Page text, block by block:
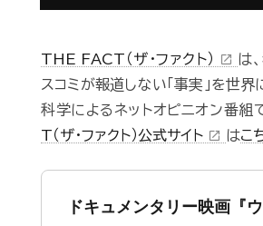
THE FACT（ザ・ファクト） open_in_new は
スコミが報道しない「事実」を世界
科学によるネットオピニオン番組
T（ザ・ファクト）公式サイト open_in_new はこ
ドキュメンタリー映画『